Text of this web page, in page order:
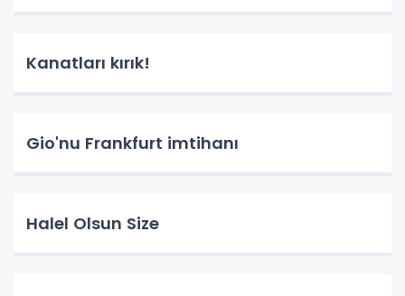
Kanatları kırık!
Gio'nu Frankfurt imtihanı
Halel Olsun Size